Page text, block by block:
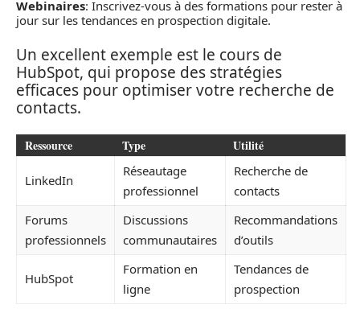
Webinaires: Inscrivez-vous à des formations pour rester à
jour sur les tendances en prospection digitale.
Un excellent exemple est le cours de
HubSpot, qui propose des stratégies
efficaces pour optimiser votre recherche de
contacts.
Ressource Type Utilité
LinkedIn
Réseautage
professionnel
Recherche de
contacts
Forums
professionnels
Discussions
communautaires
Recommandations
d’outils
HubSpot
Formation en
ligne
Tendances de
prospection